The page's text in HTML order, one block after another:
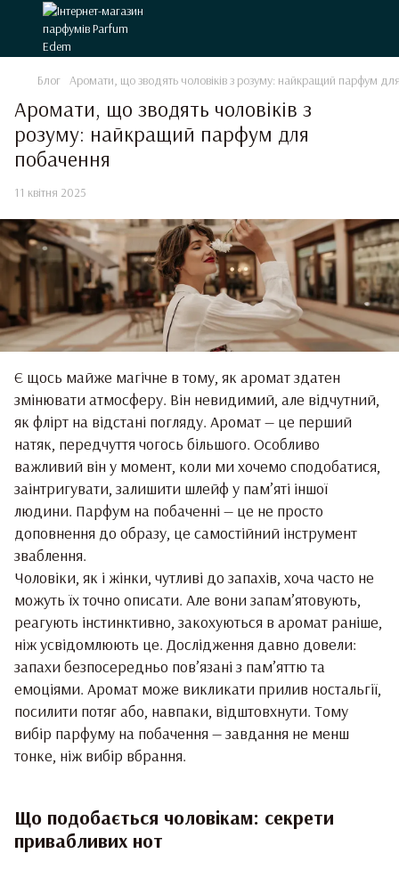
Блог Аромати, що зводять чоловіків з розуму: найкращий парфум
Аромати, що зводять чоловіків з
розуму: найкращий парфум для
побачення
11 квітня 2025
Є щось майже магічне в тому, як аромат здатен
змінювати атмосферу. Він невидимий, але відчутний,
як флірт на відстані погляду. Аромат — це перший
натяк, передчуття чогось більшого. Особливо
важливий він у момент, коли ми хочемо сподобатися,
заінтригувати, залишити шлейф у пам’яті іншої
людини. Парфум на побаченні — це не просто
доповнення до образу, це самостійний інструмент
зваблення.
Чоловіки, як і жінки, чутливі до запахів, хоча часто не
можуть їх точно описати. Але вони запам’ятовують,
реагують інстинктивно, закохуються в аромат раніше,
ніж усвідомлюють це. Дослідження давно довели:
запахи безпосередньо пов’язані з пам’яттю та
емоціями. Аромат може викликати прилив ностальгії,
посилити потяг або, навпаки, відштовхнути. Тому
вибір парфуму на побачення — завдання не менш
тонке, ніж вибір вбрання.
Що подобається чоловікам: секрети
привабливих нот